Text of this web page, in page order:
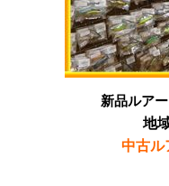
新品ルア
地
中古ル